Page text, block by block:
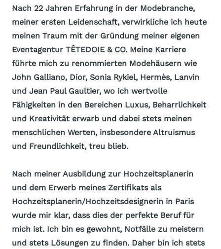
Nach 22 Jahren Erfahrung in der Modebranche,
meiner ersten Leidenschaft, verwirkliche ich heute
meinen Traum mit der Gründung meiner eigenen
Eventagentur TÊTEDOIE & CO. Meine Karriere
führte mich zu renommierten Modehäusern wie
John Galliano, Dior, Sonia Rykiel, Hermès, Lanvin
und Jean Paul Gaultier, wo ich wertvolle
Fähigkeiten in den Bereichen Luxus, Beharrlichkeit
und Kreativität erwarb und dabei stets meinen
menschlichen Werten, insbesondere Altruismus
und Freundlichkeit, treu blieb.
Nach meiner Ausbildung zur Hochzeitsplanerin
und dem Erwerb meines Zertifikats als
Hochzeitsplanerin/Hochzeitsdesignerin in Paris
wurde mir klar, dass dies der perfekte Beruf für
mich ist. Ich bin es gewohnt, Notfälle zu meistern
und stets Lösungen zu finden. Daher bin ich stets